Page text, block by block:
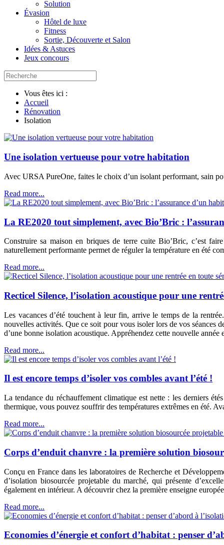
Solution
Évasion
Hôtel de luxe
Fitness
Sortie, Découverte et Salon
Idées & Astuces
Jeux concours
Vous êtes ici :
Accueil
Rénovation
Isolation
Une isolation vertueuse pour votre habitation
Avec URSA PureOne, faites le choix d’un isolant performant, sain
Read more...
La RE2020 tout simplement, avec Bio’Bric :
Construire sa maison en briques de terre cuite Bio’Bric, c’est
naturellement performante permet de réguler la température en été
Read more...
Recticel Silence, l’isolation acoustique pour une
Les vacances d’été touchent à leur fin, arrive le temps de la
nouvelles activités. Que ce soit pour vous isoler lors de vos séances
d’une bonne isolation acoustique. Appréhendez cette nouvelle
Read more...
Il est encore temps d’isoler vos combles avant l’été !
La tendance du réchauffement climatique est nette : les derniers
thermique, vous pouvez souffrir des températures extrêmes en été.
Read more...
Corps d’enduit chanvre : la première solution
Conçu en France dans les laboratoires de Recherche et
d’isolation biosourcée projetable du marché, qui présente
également en intérieur. A découvrir chez la première enseigne
Read more...
Economies d’énergie et confort d’habitat : penser